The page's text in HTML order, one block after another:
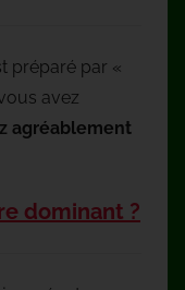
préparé par «
avez
agréablement
dominant ?